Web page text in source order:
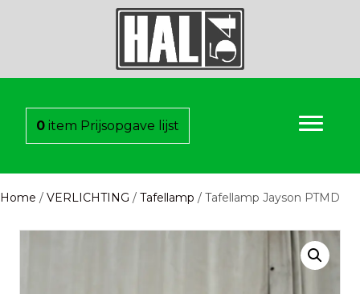
0 item Prijsopgave lijst
Home / VERLICHTING / Tafellamp / Tafellamp Jayson PTMD